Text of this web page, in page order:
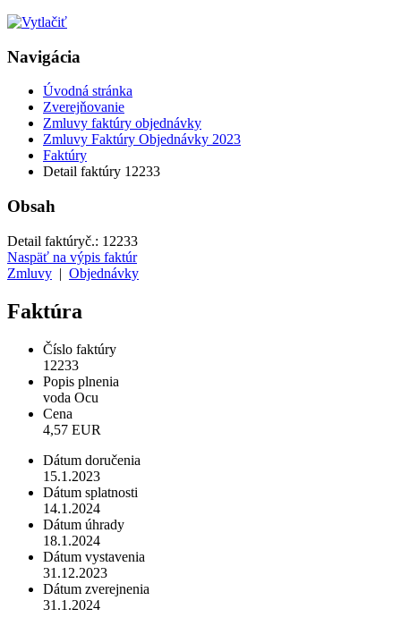
Navigácia
Úvodná stránka
Zverejňovanie
Zmluvy faktúry objednávky
Zmluvy Faktúry Objednávky 2023
Faktúry
Detail faktúry 12233
Obsah
Detail faktúryč.: 12233
Naspäť na výpis faktúr
Zmluvy | Objednávky
Faktúra
Číslo faktúry
12233
Popis plnenia
voda Ocu
Cena
4,57 EUR
Dátum doručenia
15.1.2023
Dátum splatnosti
14.1.2024
Dátum úhrady
18.1.2024
Dátum vystavenia
31.12.2023
Dátum zverejnenia
31.1.2024